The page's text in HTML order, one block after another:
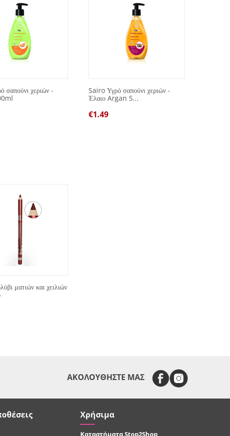
σαπούνι χεριών -
Sairo Υγρό σαπούνι χεριών -
Έλαιο Argan 5...
€1.49
ματιών και χειλιών
ΑΚΟΛΟΥΘΗΣΤΕ ΜΑΣ
Χρήσιμα
Καταστήματα Stop2Shop